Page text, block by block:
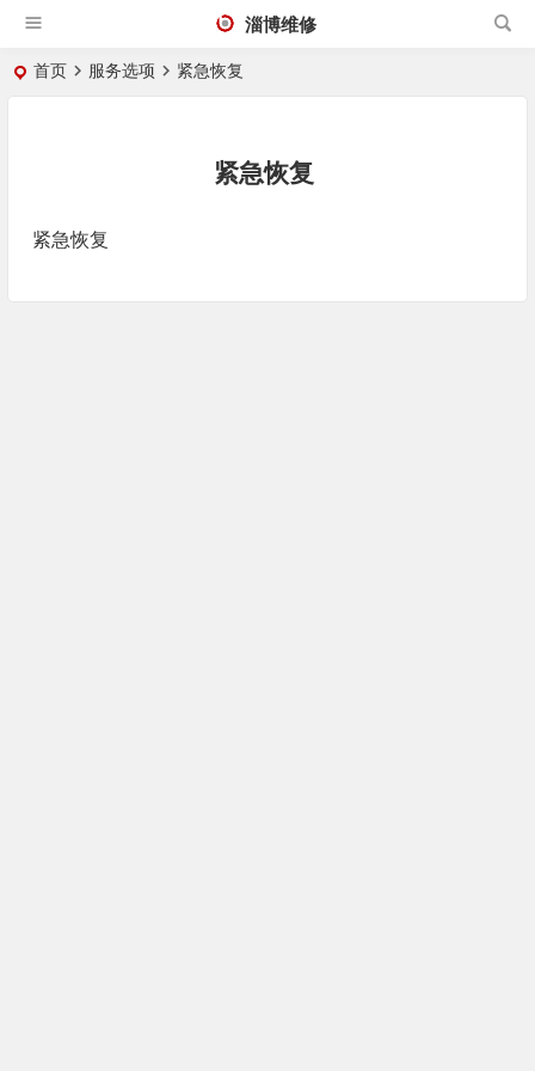
淄博维修
首页 服务选项 紧急恢复
紧急恢复
紧急恢复